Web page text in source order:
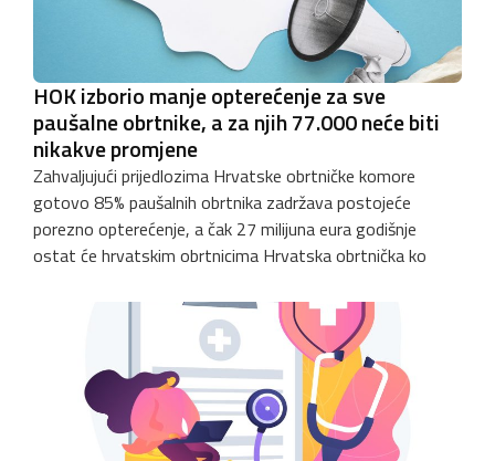
HOK izborio manje opterećenje za sve
paušalne obrtnike, a za njih 77.000 neće biti
nikakve promjene
Zahvaljujući prijedlozima Hrvatske obrtničke komore
gotovo 85% paušalnih obrtnika zadržava postojeće
porezno opterećenje, a čak 27 milijuna eura godišnje
ostat će hrvatskim obrtnicima Hrvatska obrtnička ko